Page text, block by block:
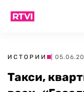
ИСТОРИИ |
Такси,